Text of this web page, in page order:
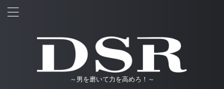
～男を磨いて力を高めろ！～